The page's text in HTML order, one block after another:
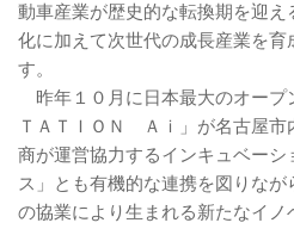
動車産業が歴史的な転換期を迎
化に加えて次世代の成長産業を
す。
昨年１０月に日本最大のオープ
ＴＡＴＩＯＮ Ａｉ」が名古屋市
商が運営協力するインキュベー
ス」とも有機的な連携を図りな
の協業により生まれる新たなイ